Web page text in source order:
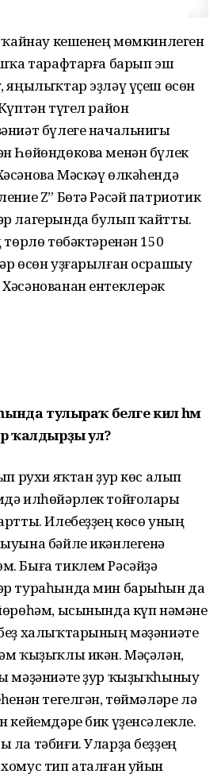
ҡайнау кешенең мөмкинлеген
тарафтарға барып эш
яңылыҡтар эҙләү үҫеш өсөн
түгел район
бүлеге начальнигы
Һөйөндөкова менән бүлек
Мәскәү өлкәһендә
Z” Бөтә Рәсәй патриотик
лагерында булып ҡайтты.
төбәктәренән 150
өсөн уҙғарылған осрашыу
ентеклерәк
тулыраҡ белге килә һәм
ҡалдырҙы ул?
рухи яҡтан ҙур көс алып
илһөйәрлек тойғолары
Илебеҙҙең көсө уның
бәйле икәнлегенә
Быға тиклем Рәсәйҙә
тураһында мин барыһын да
ысынында күп нәмәне
халыҡтарының мәҙәниәте
ҡыҙыҡлы икән. Мәҫәлән,
мәҙәниәте ҙур ҡыҙыҡһыныу
тегелгән, төймәләре лә
кейемдәре бик үҙенсәлекле.
тәбиғи. Уларҙа беҙҙең
тип аталған уйын